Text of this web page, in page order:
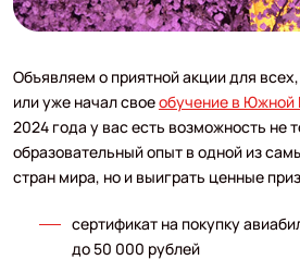
Объявляем о приятной акции для
или уже начал своеобучение в Южной
2024 года у вас есть возможность не
образовательный опыт в одной из
стран мира, но и выиграть ценные
сертификат на покупку
до 50 000 рублей